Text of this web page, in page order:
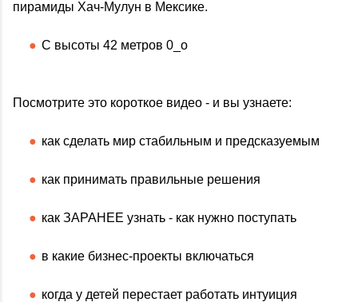
пирамиды Хач-Мулун в Мексике.
С высоты 42 метров 0_о
Посмотрите это короткое видео - и вы узнаете:
как сделать мир стабильным и предсказуемым
как принимать правильные решения
как ЗАРАНЕЕ узнать - как нужно поступать
в какие бизнес-проекты включаться
когда у детей перестает работать интуиция